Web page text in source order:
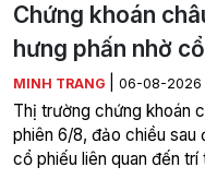
Chứng khoán
hưng phấn nhờ
MINH TRANG 06-08-2026
Thị trường chứng khoán
phiên 6/8, đảo chiều
cổ phiếu liên quan đến